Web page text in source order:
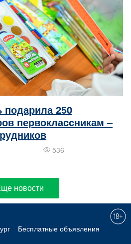
подарила 250
первоклассникам –
536
новости
Бесплатные объявления